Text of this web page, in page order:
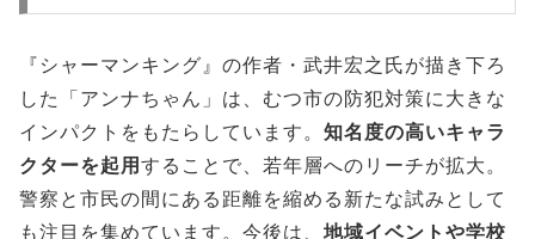
『シャーマンキング』の作者・武井宏之氏が描き下ろ
した「アンナちゃん」は、むつ市の防犯対策に大きな
インパクトをもたらしています。 知名度の高いキャラ
クターを起用 することで、若年層へのリーチが拡大。
警察と市民の間にある距離を縮める新たな試みとして
も注目を集めています。今後は、 地域イベントや学校